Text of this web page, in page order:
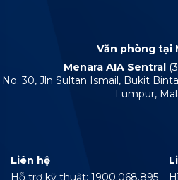
Văn phòng tại
Menara AIA Sentral
No. 30, Jln Sultan Ismail, Bukit
Lumpur,
Liên hệ
Hỗ trợ kỹ thuật: 1900.068.895